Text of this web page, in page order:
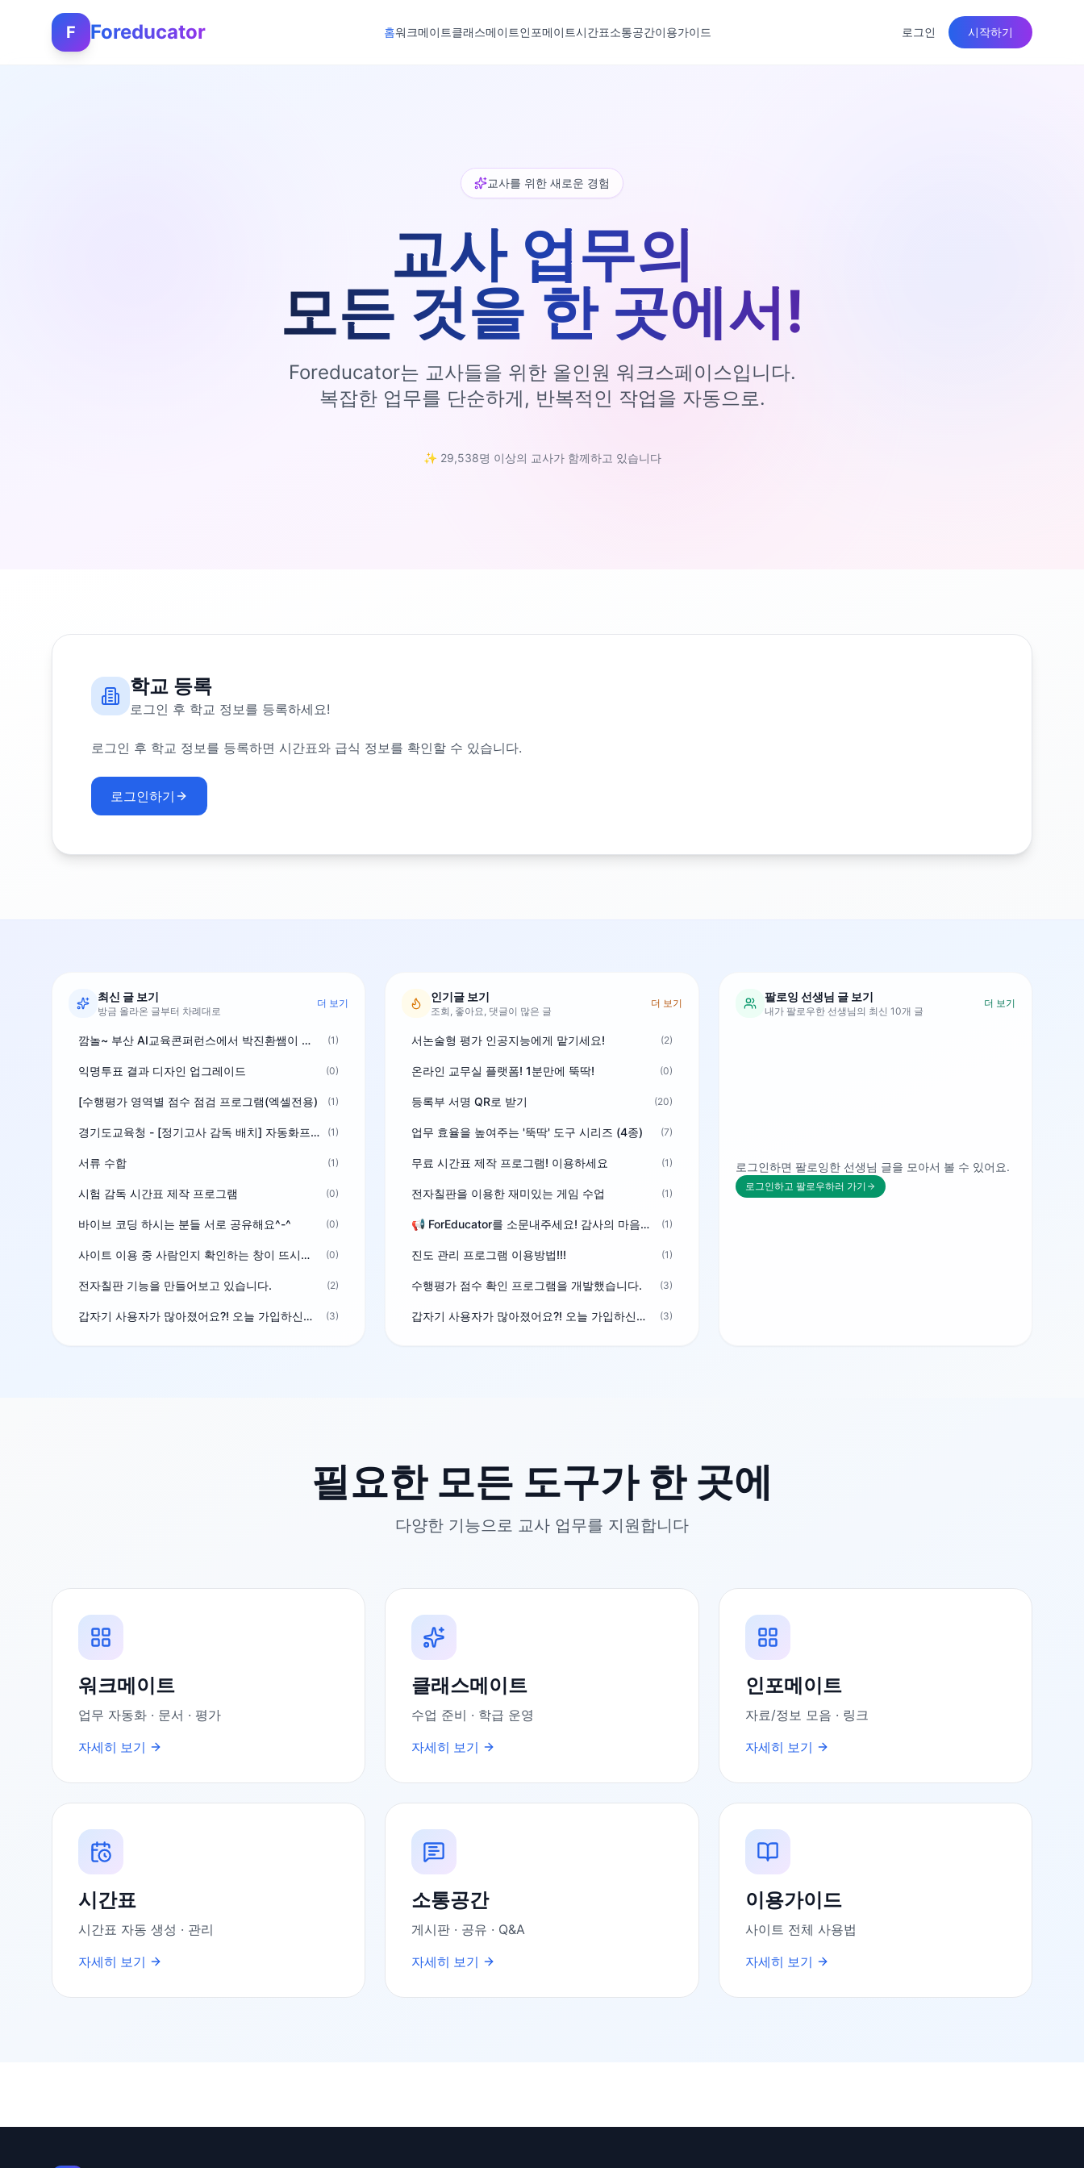
F Foreducator 홈워크메이트클래스메이트인포메이트시간표소통공간이용가이드 로그인 시작하기
교사를 위한 새로운 경험
교사 업무의
모든 것을 한 곳에서!
Foreducator는 교사들을 위한 올인원 워크스페이스입니다.
복잡한 업무를 단순하게, 반복적인 작업을 자동으로.
✨ 29,538명 이상의 교사가 함께하고 있습니다
학교 등록
로그인 후 학교 정보를 등록하세요!
로그인 후 학교 정보를 등록하면 시간표와 급식 정보를 확인할 수 있습니다.
로그인하기
최신 글 보기
방금 올라온 글부터 차례대로
더 보기
깜놀~ 부산 AI교육콘퍼런스에서 박진환쌤이 상받으려 나오셨네요~ ^^ (1)
익명투표 결과 디자인 업그레이드 (0)
[수행평가 영역별 점수 점검 프로그램(엑셀전용) (1)
경기도교육청 - [정기고사 감독 배치] 자동화프로그램 보급 (1)
서류 수합 (1)
시험 감독 시간표 제작 프로그램 (0)
바이브 코딩 하시는 분들 서로 공유해요^-^ (0)
사이트 이용 중 사람인지 확인하는 창이 뜨시는 분은 알려주세요 (0)
전자칠판 기능을 만들어보고 있습니다. (2)
갑자기 사용자가 많아졌어요?! 오늘 가입하신분^^ (3)
인기글 보기
조회, 좋아요, 댓글이 많은 글
더 보기
서논술형 평가 인공지능에게 맡기세요! (2)
온라인 교무실 플랫폼! 1분만에 뚝딱! (0)
등록부 서명 QR로 받기 (20)
업무 효율을 높여주는 '뚝딱' 도구 시리즈 (4종) (7)
무료 시간표 제작 프로그램! 이용하세요 (1)
전자칠판을 이용한 재미있는 게임 수업 (1)
📢 ForEducator를 소문내주세요! 감사의 마음을 담은 포인트 선물 (1)
진도 관리 프로그램 이용방법!!! (1)
수행평가 점수 확인 프로그램을 개발했습니다. (3)
갑자기 사용자가 많아졌어요?! 오늘 가입하신분^^ (3)
팔로잉 선생님 글 보기
내가 팔로우한 선생님의 최신 10개 글
더 보기
로그인하면 팔로잉한 선생님 글을 모아서 볼 수 있어요.
로그인하고 팔로우하러 가기
필요한 모든 도구가 한 곳에
다양한 기능으로 교사 업무를 지원합니다
워크메이트
업무 자동화 · 문서 · 평가
자세히 보기
클래스메이트
수업 준비 · 학급 운영
자세히 보기
인포메이트
자료/정보 모음 · 링크
자세히 보기
시간표
시간표 자동 생성 · 관리
자세히 보기
소통공간
게시판 · 공유 · Q&A
자세히 보기
이용가이드
사이트 전체 사용법
자세히 보기